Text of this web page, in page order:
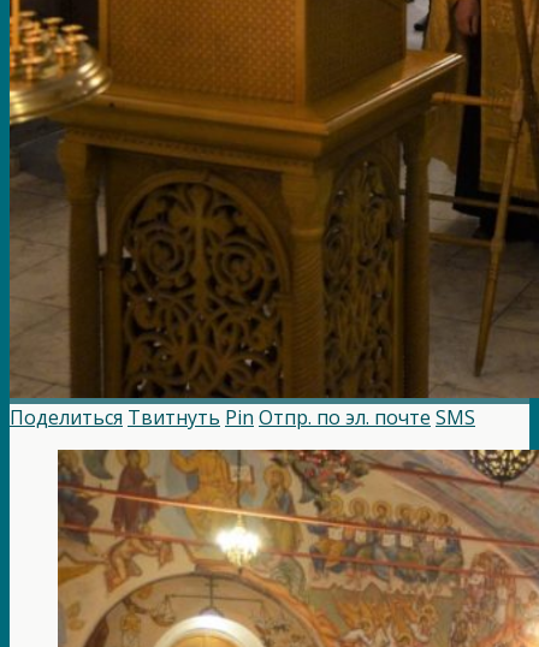
Поделиться Твитнуть Pin Отпр. по эл. почте SMS